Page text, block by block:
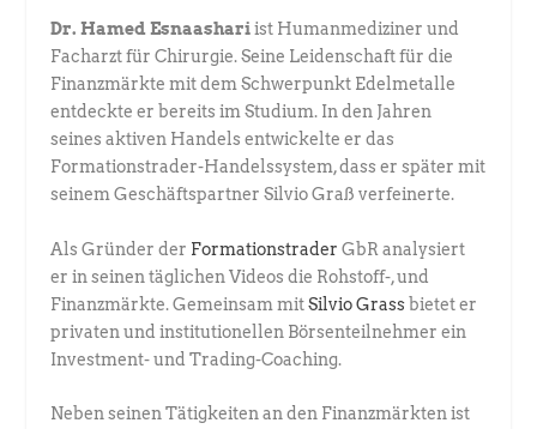
Dr. Hamed Esnaashariist Humanmediziner und
Facharzt für Chirurgie. ­Seine Leidenschaft für die
Finanzmärkte mit dem Schwerpunkt Edel­metalle
entdeckte er bereits im Studium. In den Jahren
seines aktiven Handels entwickelte er das
Formationstrader-Handelssystem, dass er später mit
seinem Geschäftspartner Silvio Graß verfeinerte.
Als Gründer der Formationstrader GbR analysiert
er in seinen täglichen ­Videos die Rohstoff-, und
Finanzmärkte. Gemeinsam mitSilvio Grass­bietet er
privaten und institutionellen Börsenteilnehmer ein
Investment- und ­Trading-Coaching.
Neben seinen Tätigkeiten an den Finanzmärkten ist